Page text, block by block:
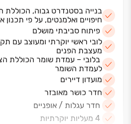
בנייה בסטנדרט גבוה, הכוללת
חיפויים ואלמנטים, על פי תכנון
פיתוח סביבתי מושלם
לובי ראשי יוקרתי ומעוצב עם
מעצבת הפנים
בלובי – עמדת שומר הכוללת
לעמדת השומר
מועדון דיירים
חדר כושר מאובזר
חדר עגלות / אופניים